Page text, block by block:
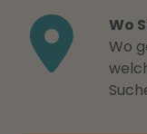
Wo
Wo